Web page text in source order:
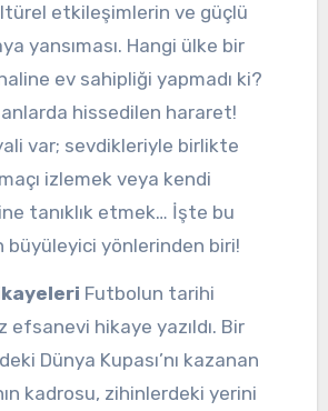
etkileşimlerin ve güçlü
yansıması. Hangi ülke bir
ev sahipliği yapmadı ki?
hissedilen hararet!
var; sevdikleriyle birlikte
izlemek veya kendi
tanıklık etmek… İşte bu
yönlerinden biri!
Futbolun tarihi
efsanevi hikaye yazıldı. Bir
Dünya Kupası’nı kazanan
kadrosu, zihinlerdeki yerini